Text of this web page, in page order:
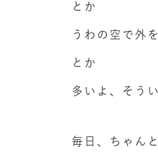
とか
うわの空で外
とか
多いよ、そう
毎日、ちゃん